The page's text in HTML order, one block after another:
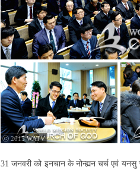
ⓒ 2015 WATV
31 जनवरी को इनचान के नोन्ह्यन चर्च एवं